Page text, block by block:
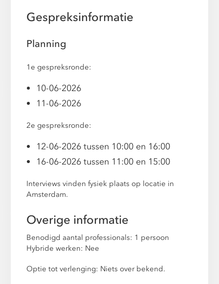
Gespreksinformatie
Planning
1e gespreksronde:
10-06-2026
11-06-2026
2e gespreksronde:
12-06-2026 tussen 10:00 en 16:00
16-06-2026 tussen 11:00 en 15:00
Interviews vinden fysiek plaats op locatie in
Amsterdam.
Overige informatie
Benodigd aantal professionals: 1 persoon
Hybride werken: Nee
Optie tot verlenging: Niets over bekend.